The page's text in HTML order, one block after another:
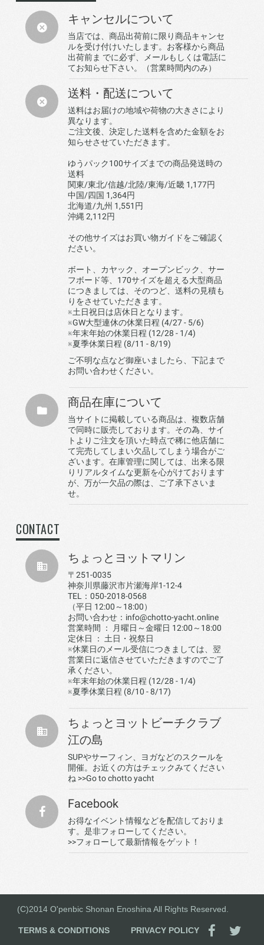
キャンセルについて
当店では、商品出荷前に限り商品キャンセ
ルを受け付けいたします。お客様から商品
出荷前ま でに必ず、メールもしくは電話に
てお知らせ下さい。（営業時間内のみ）
送料・配送について
送料はお届けの地域や荷物の大きさにより
異なります。
ご注文後、決定した送料を含めた金額をお
知らせさせていただきます。
ゆうパック100サイズまでの商品発送時の
送料
関東/東北/信越/北陸/東海/近畿 1,177円
中国/四国 1,364円
北海道/九州 1,551円
沖縄 2,112円
その他サイズはお買い物ガイドをご確認く
ださい。
ボート、カヤック、オープンビック、サー
フボード等、170サイズを超える大型商品
につきましては、そのつど、送料の見積も
りをさせていただきます。
※土日祝日は店休日となります。
※GW大型連休の休業日程 (4/27 - 5/6)
※年末年始の休業日程 (12/28 - 1/4)
※夏季休業日程 (8/11 - 8/19)
ご不明な点など御座いましたら、下記まで
お問い合わせください。
商品在庫について
当サイトに掲載している商品は、複数店舗
で同時に販売しております。その為、サイ
トよりご注文を頂いた時点で稀に他店舗に
て完売してしまい欠品してしまう場合がご
ざいます。在庫管理に関しては、出来る限
りリアルタイムな更新を心がけております
が、万が一欠品の際は、ご了承下さいま
せ。
CONTACT
ちょっとヨットマリン
〒251-0035
神奈川県藤沢市片瀬海岸1-12-4
TEL：050-2018-0568
（平日 12:00～18:00）
お問い合わせ：info@chotto-yacht.online
営業時間 ： 月曜日～金曜日 12:00～18:00
定休日 ： 土日・祝祭日
※休業日のメール受信につきましては、翌
営業日に返信させていただきますのでご了
承ください。
※年末年始の休業日程 (12/28 - 1/4)
※夏季休業日程 (8/10 - 8/17)
ちょっとヨットビーチクラブ
江の島
SUPやサーフィン、ヨガなどのスクールを
開催。お近くの方はチェックみてください
ね >>Go to chotto yacht
Facebook
お得なイベント情報などを配信しておりま
す。是非フォローしてください。
>>フォローして最新情報をゲット！
(C)2014 O'penbic Shonan Enoshina All Rights Reserved.
TERMS & CONDITIONS PRIVACY POLICY